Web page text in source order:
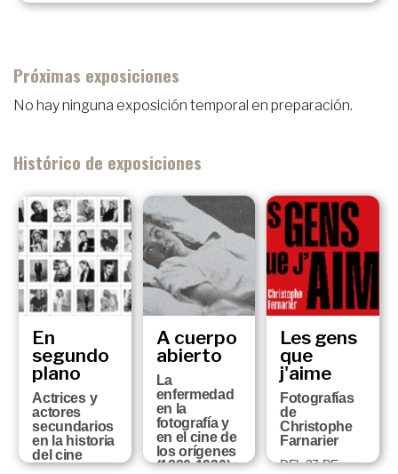
Próximas exposiciones
No hay ninguna exposición temporal en preparación.
Histórico de exposiciones
En
segundo
plano
Actrices y
actores
secundarios
en la historia
del cine
A cuerpo
abierto
La
enfermedad
en la
fotografía y
en el cine de
los orígenes
(1880-1930)
Les gens
que
j'aime
Fotografías
de
Christophe
Farnarier
DEL 27 DE